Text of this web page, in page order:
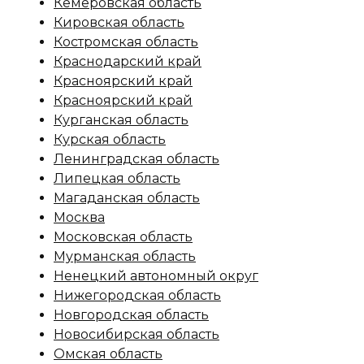
Кировская область
Костромская область
Краснодарский край
Красноярский край
Красноярский край
Курганская область
Курская область
Ленинградская область
Липецкая область
Магаданская область
Москва
Московская область
Мурманская область
Ненецкий автономный округ
Нижегородская область
Новгородская область
Новосибирская область
Омская область